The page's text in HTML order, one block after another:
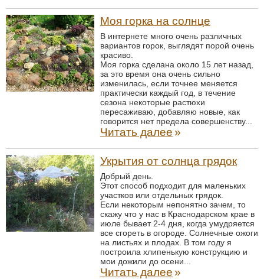
Моя горка на солнце
В интернете много очень различных
вариантов горок, выглядят порой очень
красиво.
Моя горка сделана около 15 лет назад,
за это время она очень сильно
изменилась, если точнее меняется
практически каждый год, в течение
сезона некоторые растюхи
пересаживаю, добавляю новые, как
говорится нет предела совершенству...
Читать далее»
Укрытия от солнца грядок
Добрый день.
Этот способ подходит для маленьких
участков или отдельных грядок.
Если некоторым непонятно зачем, то
скажу что у нас в Краснодарском крае в
июле бывает 2-4 дня, когда умудряется
все сгореть в огороде. Солнечные ожоги
на листьях и плодах. В том году я
построила хлипенькую конструкцию и
мои дожили до осени...
Читать далее»